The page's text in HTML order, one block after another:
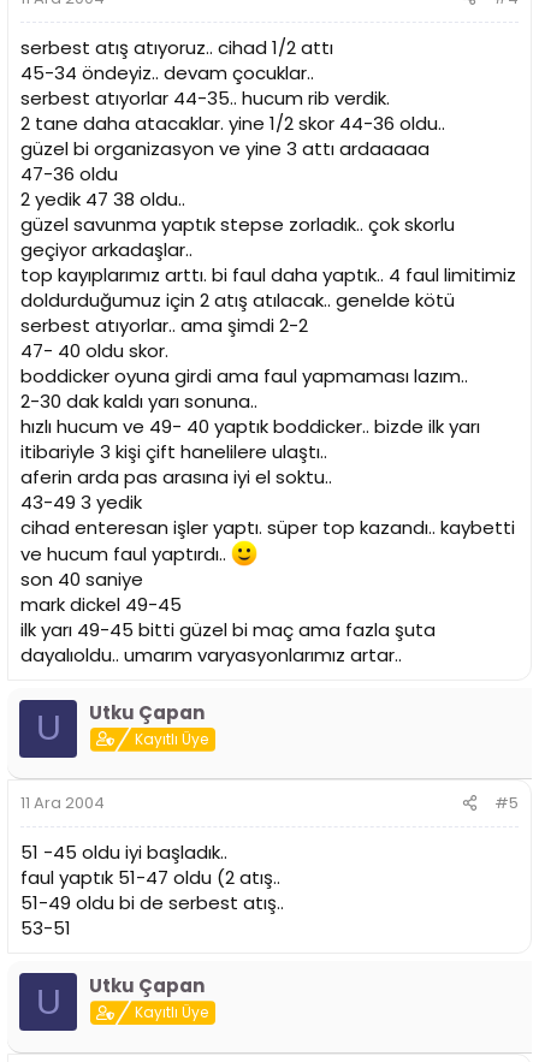
serbest atış atıyoruz.. cihad 1/2 attı
45-34 öndeyiz.. devam çocuklar..
serbest atıyorlar 44-35.. hucum rib verdik.
2 tane daha atacaklar. yine 1/2 skor 44-36 oldu..
güzel bi organizasyon ve yine 3 attı ardaaaaa
47-36 oldu
2 yedik 47 38 oldu..
güzel savunma yaptık stepse zorladık.. çok skorlu
geçiyor arkadaşlar..
top kayıplarımız arttı. bi faul daha yaptık.. 4 faul limitimiz
doldurduğumuz için 2 atış atılacak.. genelde kötü
serbest atıyorlar.. ama şimdi 2-2
47- 40 oldu skor.
boddicker oyuna girdi ama faul yapmaması lazım..
2-30 dak kaldı yarı sonuna..
hızlı hucum ve 49- 40 yaptık boddicker.. bizde ilk yarı
itibariyle 3 kişi çift hanelilere ulaştı..
aferin arda pas arasına iyi el soktu..
43-49 3 yedik
cihad enteresan işler yaptı. süper top kazandı.. kaybetti
ve hucum faul yaptırdı..
son 40 saniye
mark dickel 49-45
ilk yarı 49-45 bitti güzel bi maç ama fazla şuta
dayalıoldu.. umarım varyasyonlarımız artar..
U Utku Çapan
Kayıtlı Üye
11 Ara 2004 #5
51 -45 oldu iyi başladık..
faul yaptık 51-47 oldu (2 atış..
51-49 oldu bi de serbest atış..
53-51
U Utku Çapan
Kayıtlı Üye